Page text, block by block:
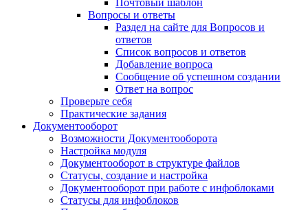
Почтовый шаблон
Вопросы и ответы
Раздел на сайте для Вопросов и
ответов
Список вопросов и ответов
Добавление вопроса
Сообщение об успешном создании
Ответ на вопрос
Проверьте себя
Практические задания
Документооборот
Возможности Документооборота
Настройка модуля
Документооборот в структуре файлов
Статусы, создание и настройка
Документооборот при работе с инфоблоками
Статусы для инфоблоков